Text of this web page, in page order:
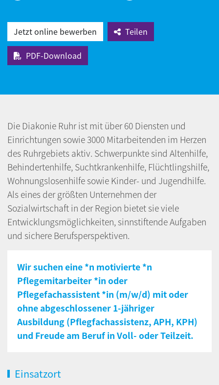
Jetzt online bewerben Teilen
PDF-Download
Die Diakonie Ruhr ist mit über 60 Diensten und
Einrichtungen sowie 3000 Mitarbeitenden im Herzen
des Ruhrgebiets aktiv. Schwerpunkte sind Altenhilfe,
Behindertenhilfe, Suchtkrankenhilfe, Flüchtlingshilfe,
Wohnungslosenhilfe sowie Kinder- und Jugendhilfe.
Als eines der größten Unternehmen der
Sozialwirtschaft in der Region bietet sie viele
Entwicklungsmöglichkeiten, sinnstiftende Aufgaben
und sichere Berufsperspektiven.
Wir suchen eine *n motivierte *n
Pflegemitarbeiter *in oder
Pflegefachassistent *in (m/w/d) mit oder
ohne abgeschlossener 1-jähriger
Ausbildung (Pflegfachassistenz, APH, KPH)
und Freude am Beruf in Voll- oder Teilzeit.
Einsatzort